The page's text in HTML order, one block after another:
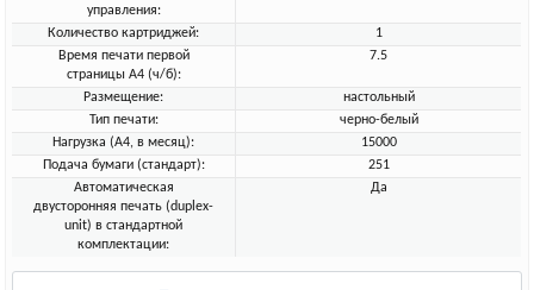
управления:
Количество картриджей:
1
Время печати первой
страницы А4 (ч/б):
7.5
Размещение:
настольный
Тип печати:
черно-белый
Нагрузка (А4, в месяц):
15000
Подача бумаги (стандарт):
251
Автоматическая
двусторонняя печать (duplex-
unit) в стандартной
комплектации:
Да